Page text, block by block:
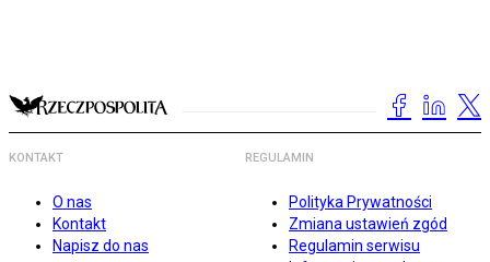
KONTAKT
O nas
Kontakt
Napisz do nas
REGULAMIN
Polityka Prywatności
Zmiana ustawień zgód
Regulamin serwisu